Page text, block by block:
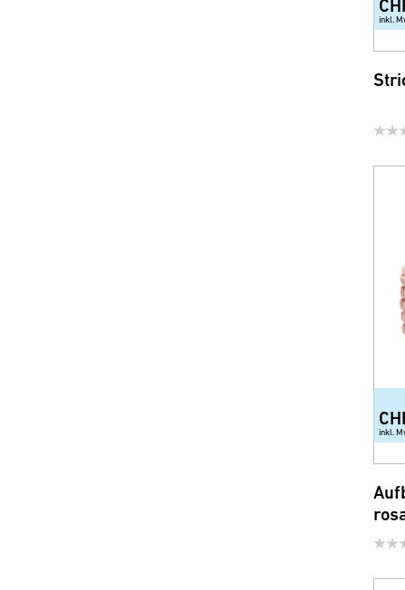
inkl.
inkl.